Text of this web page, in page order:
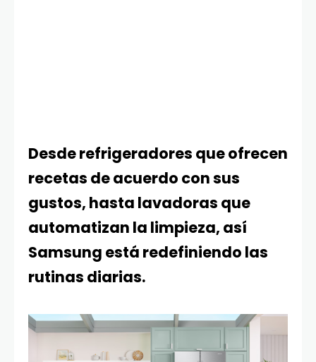
Desde refrigeradores que ofrecen
recetas de acuerdo con sus
gustos, hasta lavadoras que
automatizan la limpieza, así
Samsung está redefiniendo las
rutinas diarias.